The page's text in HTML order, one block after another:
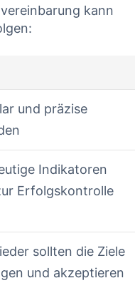
kann
und präzise
Indikatoren
⁢Erfolgskontrolle
sollten die ⁣Ziele
und akzeptieren